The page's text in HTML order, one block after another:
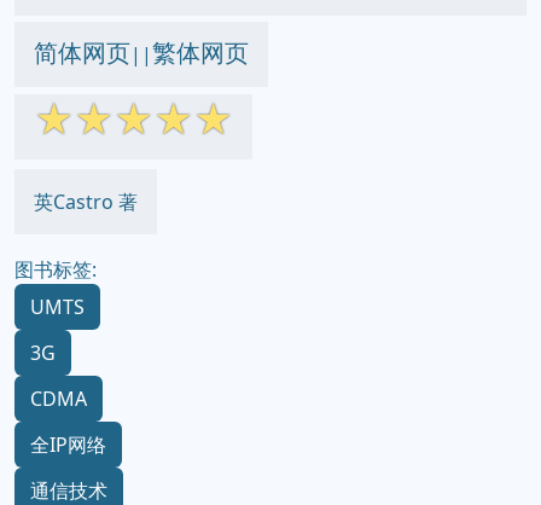
简体网页||繁体网页
☆☆☆☆☆
英Castro 著
图书标签:
UMTS
3G
CDMA
全IP网络
通信技术